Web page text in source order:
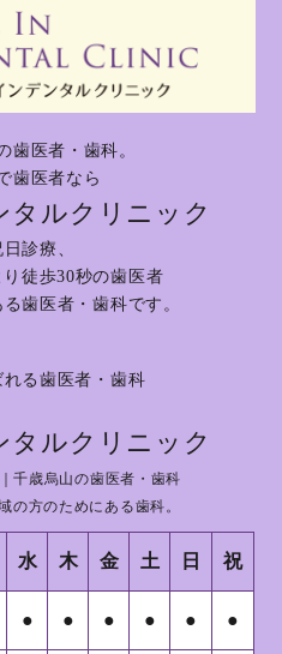
歯医者・歯科。
歯医者なら
タルクリニック
診療、
徒歩30秒の歯医者
歯医者・歯科です。
る歯医者・歯科
タルクリニック
千歳烏山の歯医者・歯科
の方のためにある歯科。
水 木 金 土 日 祝
● ● ● ● ● ●